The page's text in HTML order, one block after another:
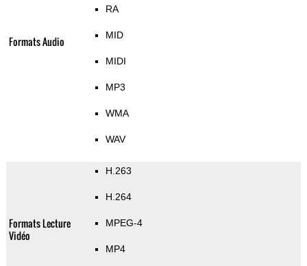
Formats Audio
RA
MID
MIDI
MP3
WMA
WAV
Formats Lecture
Vidéo
H.263
H.264
MPEG-4
MP4